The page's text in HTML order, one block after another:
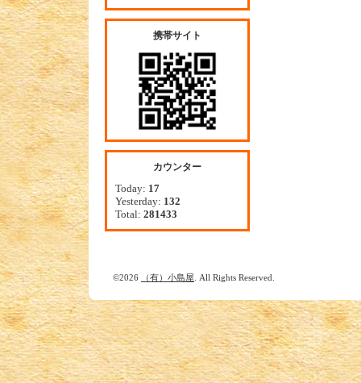
携帯サイト
カウンター
Today: 17
Yesterday: 132
Total: 281433
©2026 （有）小島屋 . All Rights Reserved.